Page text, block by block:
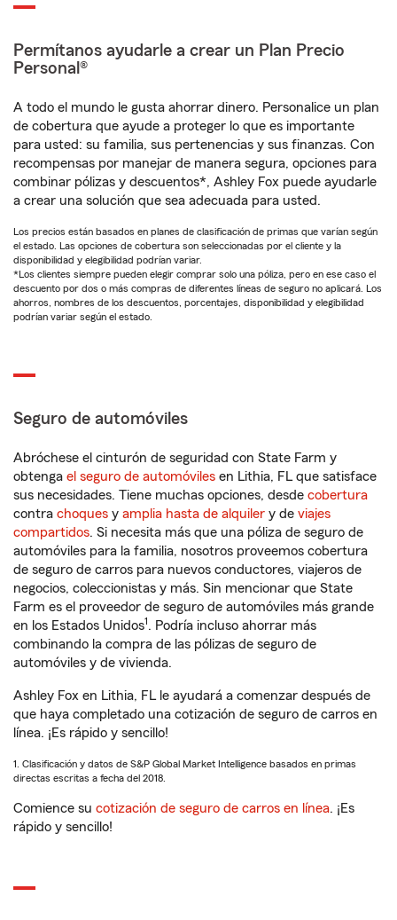
Permítanos ayudarle a crear un Plan Precio
Personal®
A todo el mundo le gusta ahorrar dinero. Personalice un plan
de cobertura que ayude a proteger lo que es importante
para usted: su familia, sus pertenencias y sus finanzas. Con
recompensas por manejar de manera segura, opciones para
combinar pólizas y descuentos*, Ashley Fox puede ayudarle
a crear una solución que sea adecuada para usted.
Los precios están basados en planes de clasificación de primas que varían según
el estado. Las opciones de cobertura son seleccionadas por el cliente y la
disponibilidad y elegibilidad podrían variar.
*Los clientes siempre pueden elegir comprar solo una póliza, pero en ese caso el
descuento por dos o más compras de diferentes líneas de seguro no aplicará. Los
ahorros, nombres de los descuentos, porcentajes, disponibilidad y elegibilidad
podrían variar según el estado.
Seguro de automóviles
Abróchese el cinturón de seguridad con State Farm y
obtenga el seguro de automóviles en Lithia, FL que satisface
sus necesidades. Tiene muchas opciones, desde cobertura
contra choques y amplia hasta de alquiler y de viajes
compartidos. Si necesita más que una póliza de seguro de
automóviles para la familia, nosotros proveemos cobertura
de seguro de carros para nuevos conductores, viajeros de
negocios, coleccionistas y más. Sin mencionar que State
Farm es el proveedor de seguro de automóviles más grande
en los Estados Unidos1. Podría incluso ahorrar más
combinando la compra de las pólizas de seguro de
automóviles y de vivienda.
Ashley Fox en Lithia, FL le ayudará a comenzar después de
que haya completado una cotización de seguro de carros en
línea. ¡Es rápido y sencillo!
1. Clasificación y datos de S&P Global Market Intelligence basados en primas
directas escritas a fecha del 2018.
Comience su cotización de seguro de carros en línea. ¡Es
rápido y sencillo!